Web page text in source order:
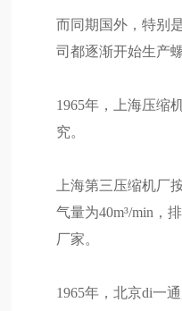
而同期国外，特别
司都逐渐开始生产
1965年，上海压缩
究。
上海第三压缩机厂
气量为40m³/min，
厂家。
1965年，北京di一